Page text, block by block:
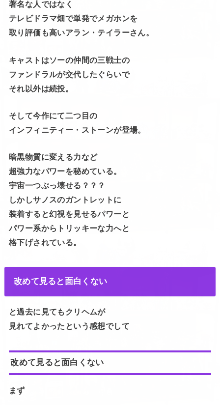
著名な人ではなく
テレビドラマ畑で単発でメガホンを
取り評価も高いアラン・テイラーさん。
キャストはソーの仲間の三戦士の
ファンドラルが交代したぐらいで
それ以外は続投。
そして今作にて二つ目の
インフィニティー・ストーンが登場。
暗黒物質に変える力など
超強力なパワーを秘めている。
宇宙一つぶっ壊せる？？？
しかしサノスのガントレットに
装着すると幻視を見せるパワーと
パワー系からトリッキーな力へと
格下げされている。
改めて見ると面白くない
と過去に見てもクリヘムが
見れてよかったという感想でして
改めて見ると面白くない
まず